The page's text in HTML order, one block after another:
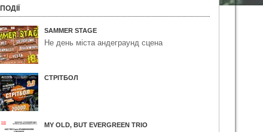
ПОДІЇ
SAMMER STAGE
Не день міста андеграунд сцена
СТРІТБОЛ
MY OLD, BUT EVERGREEN TRIO